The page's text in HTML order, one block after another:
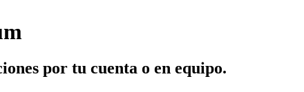
por tu cuenta o en equipo.